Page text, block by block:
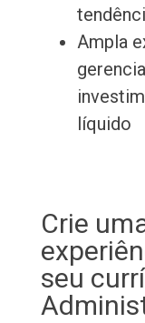
Ampla
líquido
Crie
seu